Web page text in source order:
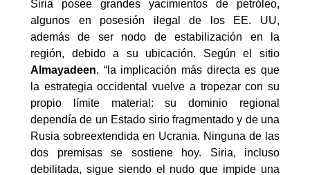
Siria posee grandes yacimientos de petróleo,
algunos en posesión ilegal de los EE. UU,
además de ser nodo de estabilización en la
región, debido a su ubicación. Según el sitio
Almayadeen, “la implicación más directa es que
la estrategia occidental vuelve a tropezar con su
propio límite material: su dominio regional
dependía de un Estado sirio fragmentado y de una
Rusia sobreextendida en Ucrania. Ninguna de las
dos premisas se sostiene hoy. Siria, incluso
debilitada, sigue siendo el nudo que impide una